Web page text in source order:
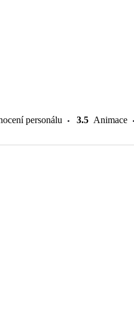
personálu 3.5 Animace